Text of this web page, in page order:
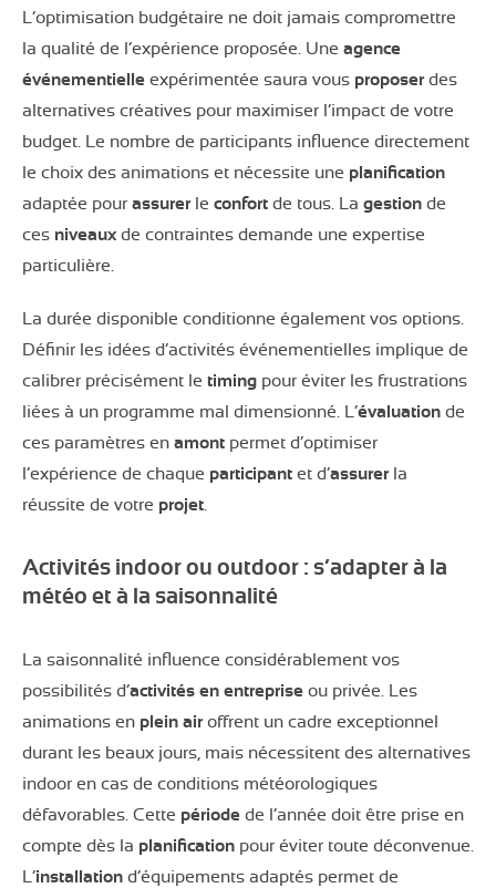
L’optimisation budgétaire ne doit jamais compromettre
la qualité de l’expérience proposée. Une agence
événementielle expérimentée saura vous proposerdes
alternatives créatives pour maximiser l’impact de votre
budget. Le nombre de participants influence directement
le choix des animations et nécessite une planification
adaptée pour assurerle confort de tous. La gestion de
ces niveaux de contraintes demande une expertise
particulière.
La durée disponible conditionne également vos options.
Définir les idées d’activités événementielles implique de
calibrer précisément le timing pour éviter les frustrations
liées à un programme mal dimensionné. L’évaluation de
ces paramètres en amont permet d’optimiser
l’expérience de chaque participant et d’assurerla
réussite de votre projet
Activités indoor ou outdoor : s’adapter à la
météo et à la saisonnalité
La saisonnalité influence considérablement vos
possibilités d’activités en entreprise ou privée. Les
animations en plein airoffrent un cadre exceptionnel
durant les beaux jours, mais nécessitent des alternatives
indoor en cas de conditions météorologiques
défavorables. Cette période de l’année doit être prise en
compte dès la planification pour éviter toute déconvenue.
L’installation d’équipements adaptés permet de